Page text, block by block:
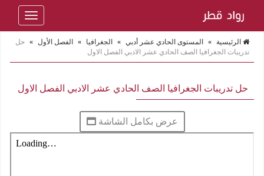
Toggle
الرئيسية » المستوى الحادي عشر أدبي » الجغرافيا » الفصل الأول » حل
تدريبات الجغرافيا الصف الحادي عشر الادبي الفصل الاول
حل تدريبات الجغرافيا الصف الحادي عشر الادبي الفصل الاول
عرض بكامل الشاشة